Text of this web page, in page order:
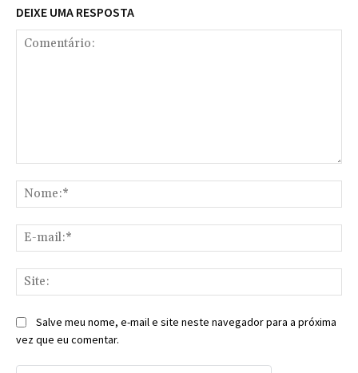
DEIXE UMA RESPOSTA
Salve meu nome, e-mail e site neste navegador para a próxima
vez que eu comentar.